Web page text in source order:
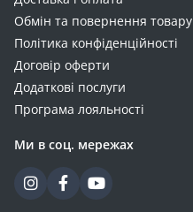
Обмін та повернення товару
Політика конфіденційності
Договір оферти
Додаткові послуги
Програма лояльності
Ми в соц. мережах